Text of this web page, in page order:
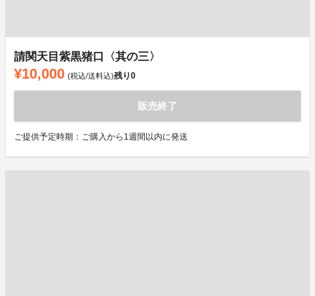
請関天目紫黒猪口〈其の三〉
¥10,000 (税込/送料込)残り0
販売終了
ご提供予定時期：ご購入から1週間以内に発送